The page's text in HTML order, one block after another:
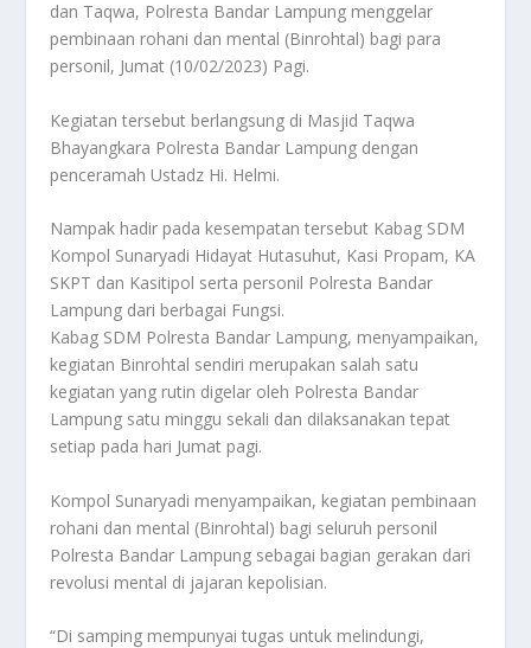
dan Taqwa, Polresta Bandar Lampung menggelar
pembinaan rohani dan mental (Binrohtal) bagi para
personil, Jumat (10/02/2023) Pagi.
Kegiatan tersebut berlangsung di Masjid Taqwa
Bhayangkara Polresta Bandar Lampung dengan
penceramah Ustadz Hi. Helmi.
Nampak hadir pada kesempatan tersebut Kabag SDM
Kompol Sunaryadi Hidayat Hutasuhut, Kasi Propam, KA
SKPT dan Kasitipol serta personil Polresta Bandar
Lampung dari berbagai Fungsi.
Kabag SDM Polresta Bandar Lampung, menyampaikan,
kegiatan Binrohtal sendiri merupakan salah satu
kegiatan yang rutin digelar oleh Polresta Bandar
Lampung satu minggu sekali dan dilaksanakan tepat
setiap pada hari Jumat pagi.
Kompol Sunaryadi menyampaikan, kegiatan pembinaan
rohani dan mental (Binrohtal) bagi seluruh personil
Polresta Bandar Lampung sebagai bagian gerakan dari
revolusi mental di jajaran kepolisian.
“Di samping mempunyai tugas untuk melindungi,